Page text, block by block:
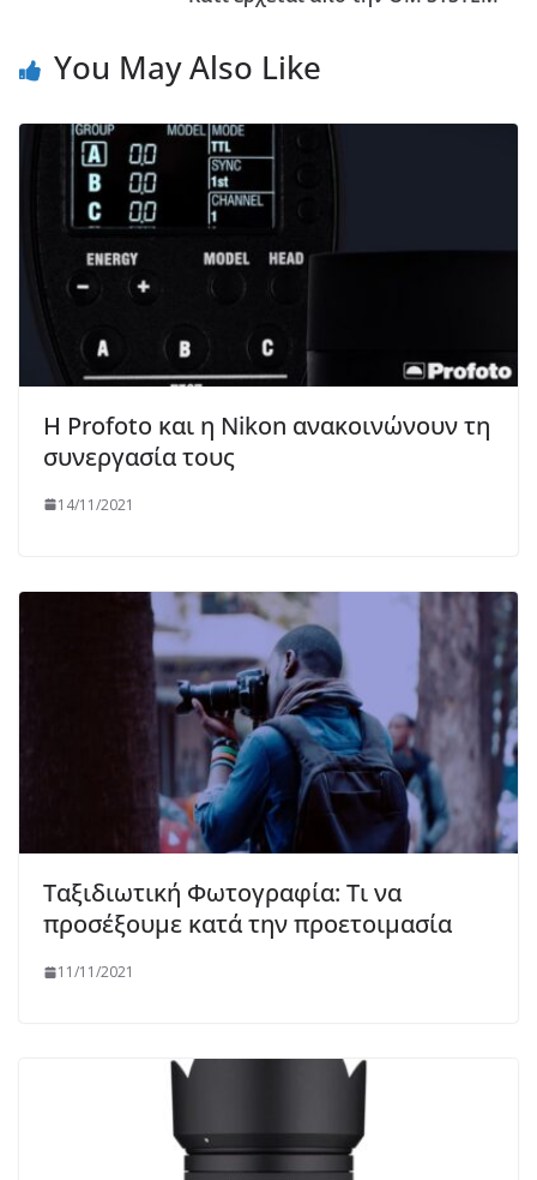
You May Also Like
Η Profoto και η Nikon ανακοινώνουν τη
συνεργασία τους
14/11/2021
Ταξιδιωτική Φωτογραφία: Τι να
προσέξουμε κατά την προετοιμασία
11/11/2021